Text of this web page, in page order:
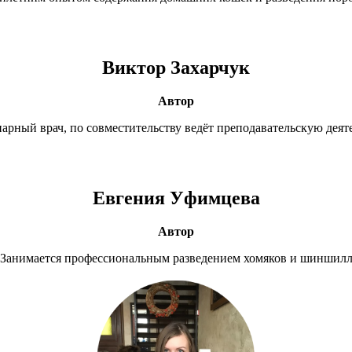
Виктор Захарчук
Автор
врач, по совместительству ведёт преподавательскую
Евгения Уфимцева
Автор
Занимается профессиональным разведением хомяков и шиншилл